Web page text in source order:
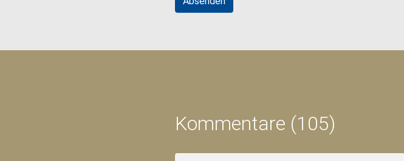
Kommentare (105)